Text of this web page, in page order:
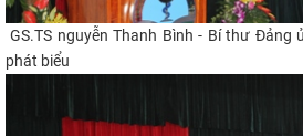
GS.TS nguyễn Thanh Bình - Bí thư Đảng
phát biểu